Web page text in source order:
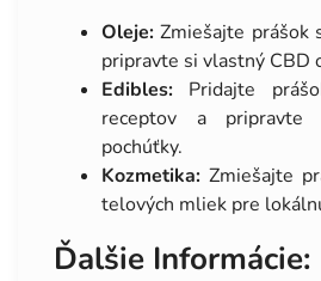
Oleje: Zmiešajte prášok
pripravte si vlastný CBD
Edibles: Pridajte
receptov a
pochúťky.
Kozmetika: Zmiešajte
telových mliek pre
Ďalšie Informácie: